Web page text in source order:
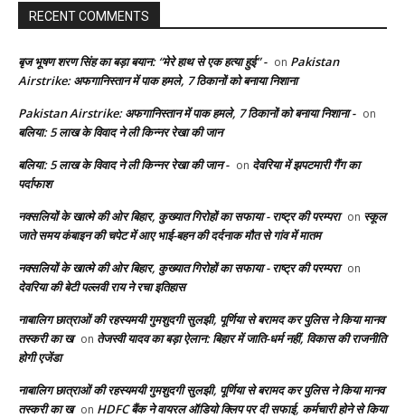
RECENT COMMENTS
बृज भूषण शरण सिंह का बड़ा बयान: “मेरे हाथ से एक हत्या हुई” - on Pakistan
Airstrike: अफगानिस्तान में पाक हमले, 7 ठिकानों को बनाया निशाना
Pakistan Airstrike: अफगानिस्तान में पाक हमले, 7 ठिकानों को बनाया निशाना - on
बलिया: 5 लाख के विवाद ने ली किन्नर रेखा की जान
बलिया: 5 लाख के विवाद ने ली किन्नर रेखा की जान - on देवरिया में झपटमारी गैंग का
पर्दाफाश
नक्सलियों के खात्मे की ओर बिहार, कुख्यात गिरोहों का सफाया - राष्ट्र की परम्परा on स्कूल
जाते समय कंबाइन की चपेट में आए भाई-बहन की दर्दनाक मौत से गांव में मातम
नक्सलियों के खात्मे की ओर बिहार, कुख्यात गिरोहों का सफाया - राष्ट्र की परम्परा on
देवरिया की बेटी पल्लवी राय ने रचा इतिहास
नाबालिग छात्राओं की रहस्यमयी गुमशुदगी सुलझी, पूर्णिया से बरामद कर पुलिस ने किया मानव
तस्करी का ख on तेजस्वी यादव का बड़ा ऐलान: बिहार में जाति-धर्म नहीं, विकास की राजनीति
होगी एजेंडा
नाबालिग छात्राओं की रहस्यमयी गुमशुदगी सुलझी, पूर्णिया से बरामद कर पुलिस ने किया मानव
तस्करी का ख on HDFC बैंक ने वायरल ऑडियो क्लिप पर दी सफाई, कर्मचारी होने से किया